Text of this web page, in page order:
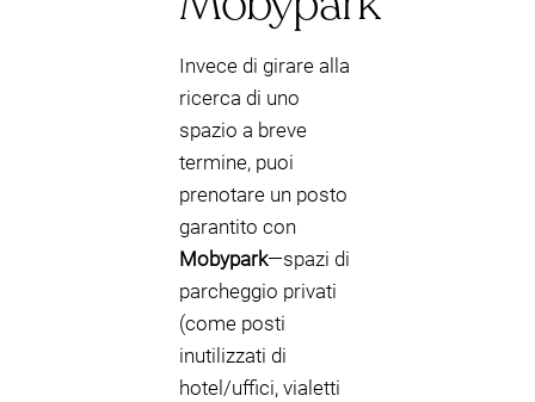
Invece di girare alla
ricerca di uno
spazio a breve
termine, puoi
prenotare un posto
garantito con
Mobypark—spazi di
parcheggio privati
(come posti
inutilizzati di
hotel/uffici, vialetti